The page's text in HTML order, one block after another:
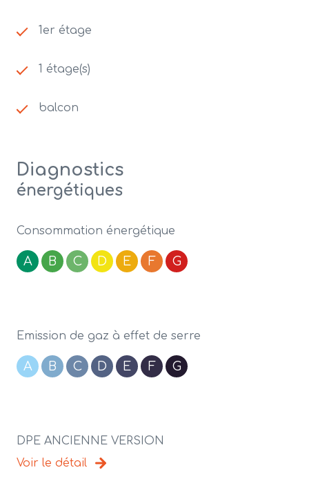
1er étage
1 étage(s)
balcon
Diagnostics
énergétiques
Consommation énergétique
A B C D E F G
Emission de gaz à effet de serre
A B C D E F G
DPE ANCIENNE VERSION
Voir le détail